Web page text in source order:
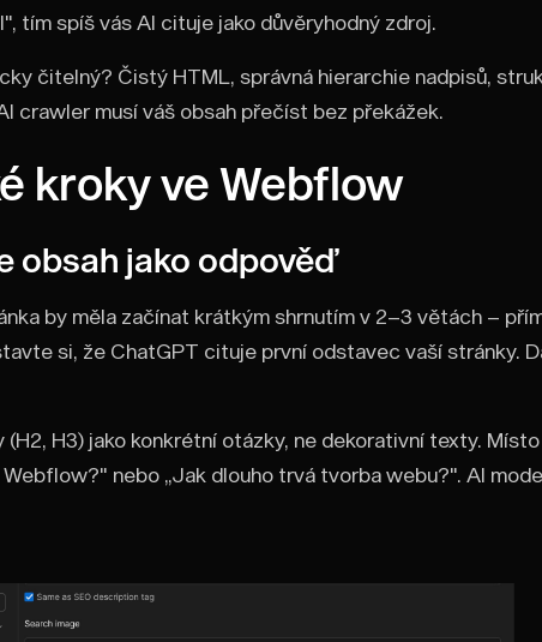
tím spíš vás AI cituje jako důvěryhodný zdroj.
čitelný? Čistý HTML, správná hierarchie nadpisů,
crawler musí váš obsah přečíst bez překážek.
kroky ve Webflow
obsah jako odpověď
by měla začínat krátkým shrnutím v 2–3 větách –
si, že ChatGPT cituje první odstavec vaší stránky.
H3) jako konkrétní otázky, ne dekorativní texty.
Webflow?" nebo „Jak dlouho trvá tvorba webu?". AI